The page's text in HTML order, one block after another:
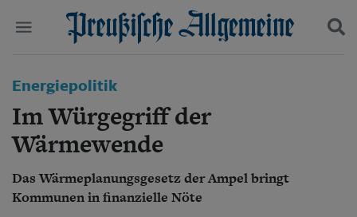
Wirtschaft
Panorama
Gesellschaft
Leben
Geschichte
Ostpreußen
Suchen und finden
Energiepolitik
Im Würgegriff der
Wärmewende
Das Wärmeplanungsgesetz der Ampel bringt
Kommunen in finanzielle Nöte